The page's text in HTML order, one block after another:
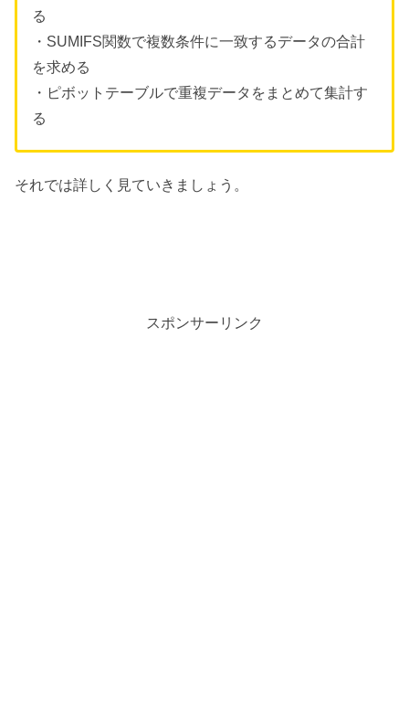
る
・SUMIFS関数で複数条件に一致するデータの合計
を求める
・ピボットテーブルで重複データをまとめて集計す
る
それでは詳しく見ていきましょう。
スポンサーリンク